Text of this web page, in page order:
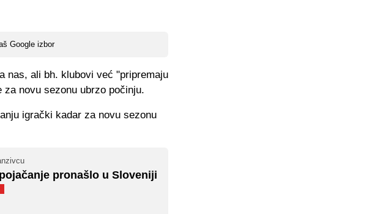
Google izbor
nas, ali bh. klubovi već "pripremaju
novu sezonu ubrzo počinju.
igrački kadar za novu sezonu
pronašlo u Sloveniji